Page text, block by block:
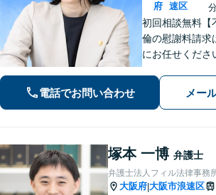
府
速区
初回相談無料【
倫の慰謝料請求
にお任せくださ
通事故に遭われ
にお電話くださ
電話でお問い合わせ メー
塚本 一博 弁護士
弁護士法人フィル法律事務
大阪府|大阪市浪速区